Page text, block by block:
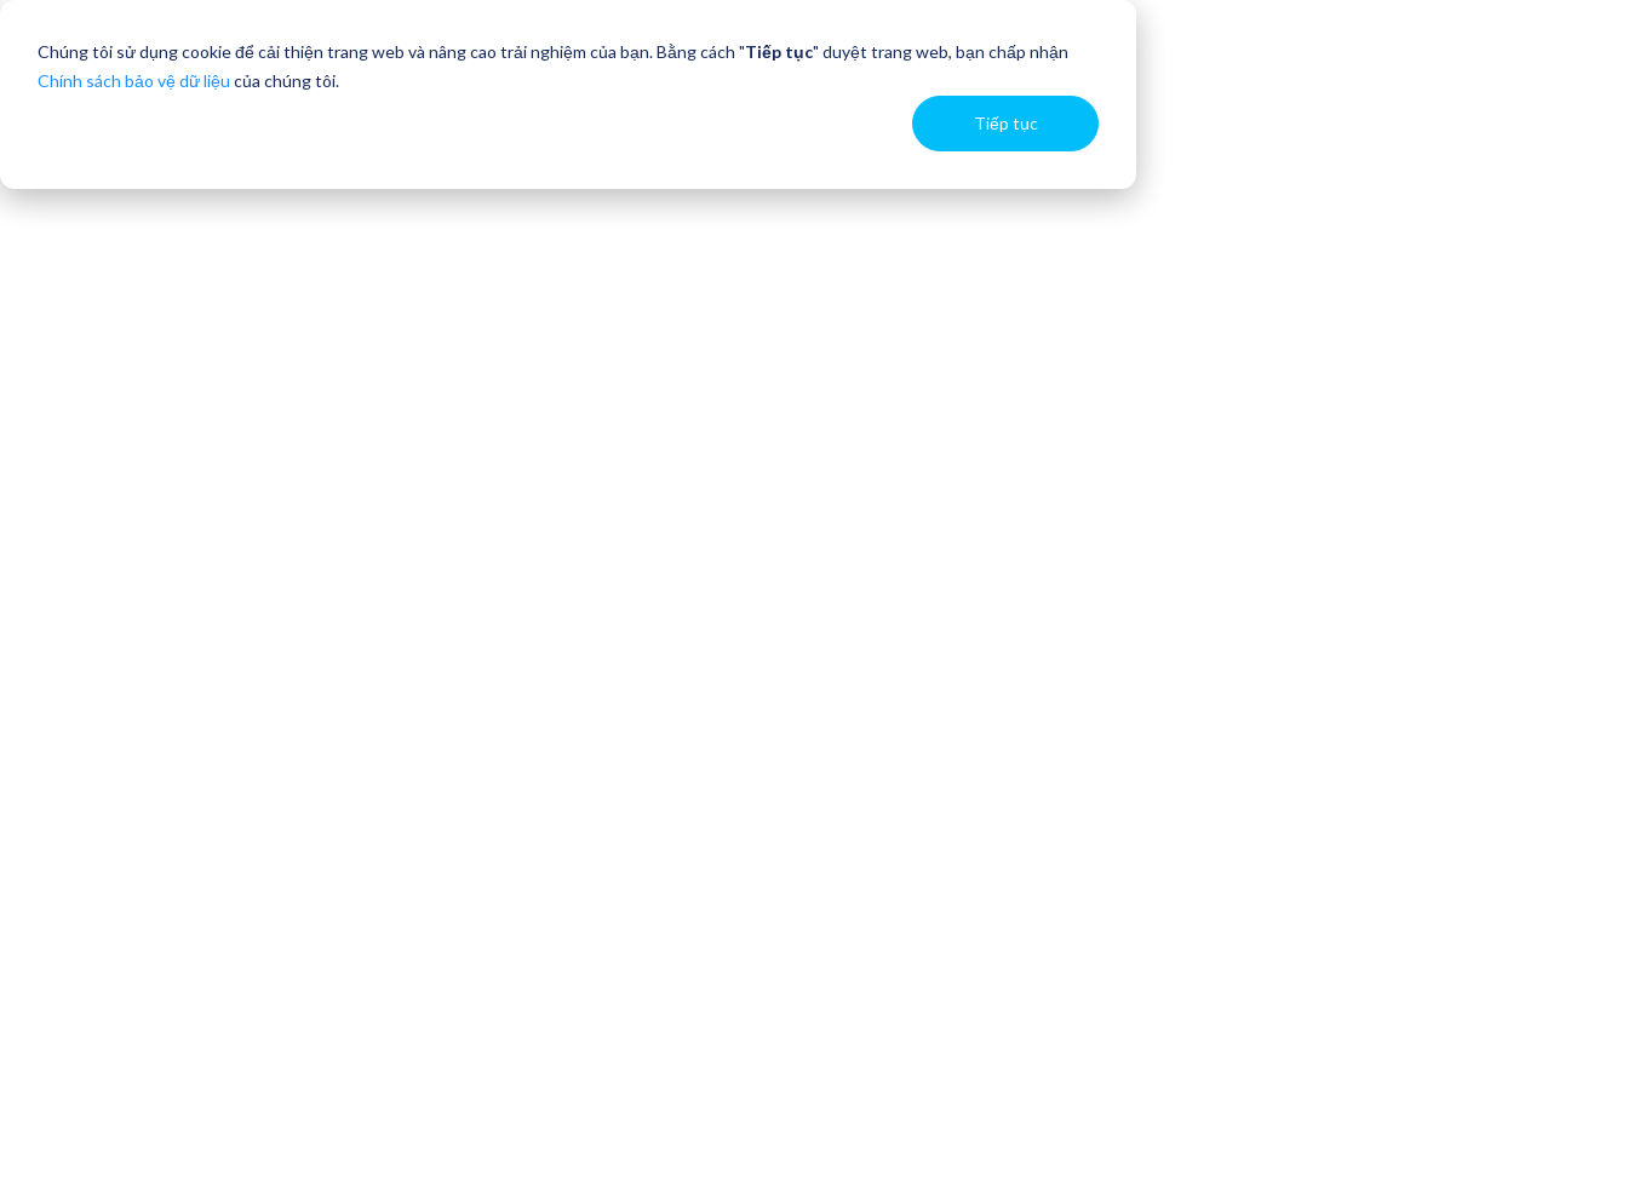
Chúng tôi sử dụng cookie để cải thiện trang web và nâng cao trải nghiệm của bạn. Bằng cách "Tiếp tục" duyệt trang web, bạn chấp nhận
Chính sách bảo vệ dữ liệu của chúng tôi.
Tiếp tục